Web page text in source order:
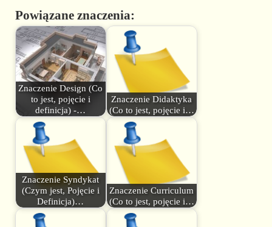
Powiązane znaczenia:
Znaczenie Design (Co
to jest, pojęcie i
definicja) -…
Znaczenie Didaktyka
(Co to jest, pojęcie i…
Znaczenie Syndykat
(Czym jest, Pojęcie i
Definicja)…
Znaczenie Curriculum
(Co to jest, pojęcie i…